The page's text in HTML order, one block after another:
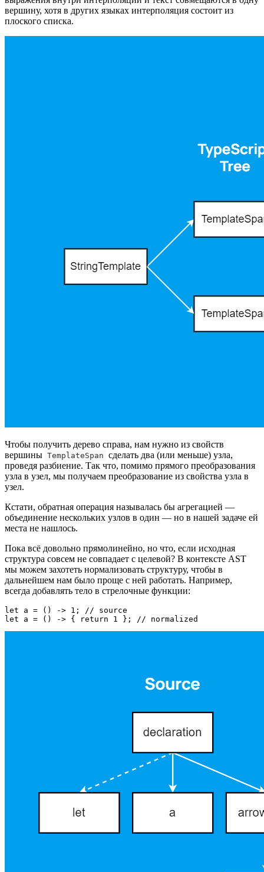
вершину, хотя в других языках интерполяция состоит из
плоского списка.
Чтобы получить дерево справа, нам нужно из свойств
вершины TemplateSpan сделать два (или меньше) узла,
проведя разбиение. Так что, помимо прямого преобразования
узла в узел, мы получаем преобразование из свойства узла в
узел.
Кстати, обратная операция называлась бы агрегацией —
объединение нескольких узлов в один — но в нашей задаче ей
места не нашлось.
Пока всё довольно прямолинейно, но что, если исходная
структура совсем не совпадает с целевой? В контексте AST
мы можем захотеть нормализовать структуру, чтобы в
дальнейшем нам было проще с ней работать. Например,
всегда добавлять тело в стрелочные функции:
let a = () -> 1; // source
let a = () -> { return 1 }; // normalized